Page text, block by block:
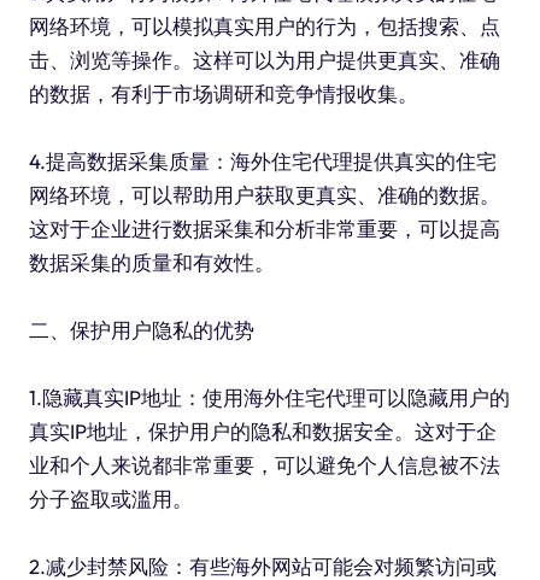
网络环境，可以模拟真实用户的行为，包括搜索、点
击、浏览等操作。这样可以为用户提供更真实、准确
的数据，有利于市场调研和竞争情报收集。
4.提高数据采集质量：海外住宅代理提供真实的住宅
网络环境，可以帮助用户获取更真实、准确的数据。
这对于企业进行数据采集和分析非常重要，可以提高
数据采集的质量和有效性。
二、保护用户隐私的优势
1.隐藏真实IP地址：使用海外住宅代理可以隐藏用户的
真实IP地址，保护用户的隐私和数据安全。这对于企
业和个人来说都非常重要，可以避免个人信息被不法
分子盗取或滥用。
2.减少封禁风险：有些海外网站可能会对频繁访问或